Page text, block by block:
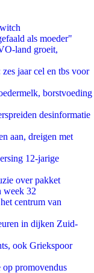
als moeder"
land groeit,
jaar cel en tbs voor
borstvoeding
desinformatie
aan, dreigen met
12-jarige
over pakket
week 32
centrum van
in dijken Zuid-
ook Griekspoor
op promovendus